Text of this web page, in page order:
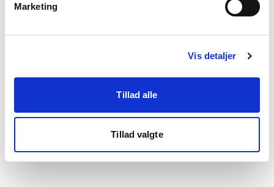
Marketing
Vis detaljer
Tillad alle
Tillad valgte